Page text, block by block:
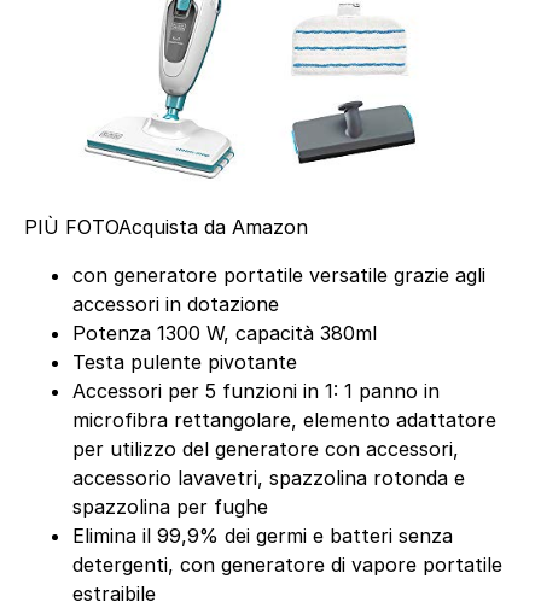
PIÙ FOTOAcquista da Amazon
con generatore portatile versatile grazie agli
accessori in dotazione
Potenza 1300 W, capacità 380ml
Testa pulente pivotante
Accessori per 5 funzioni in 1: 1 panno in
microfibra rettangolare, elemento adattatore
per utilizzo del generatore con accessori,
accessorio lavavetri, spazzolina rotonda e
spazzolina per fughe
Elimina il 99,9% dei germi e batteri senza
detergenti, con generatore di vapore portatile
estraibile